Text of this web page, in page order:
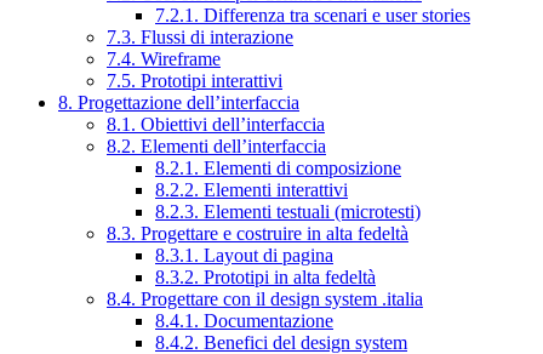
7.2.1. Differenza tra scenari e user stories
7.3. Flussi di interazione
7.4. Wireframe
7.5. Prototipi interattivi
8. Progettazione dell’interfaccia
8.1. Obiettivi dell’interfaccia
8.2. Elementi dell’interfaccia
8.2.1. Elementi di composizione
8.2.2. Elementi interattivi
8.2.3. Elementi testuali (microtesti)
8.3. Progettare e costruire in alta fedeltà
8.3.1. Layout di pagina
8.3.2. Prototipi in alta fedeltà
8.4. Progettare con il design system .italia
8.4.1. Documentazione
8.4.2. Benefici del design system